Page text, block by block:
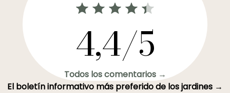
4,4/5
Todos los comentarios →
El boletín informativo más preferido de los jardines →